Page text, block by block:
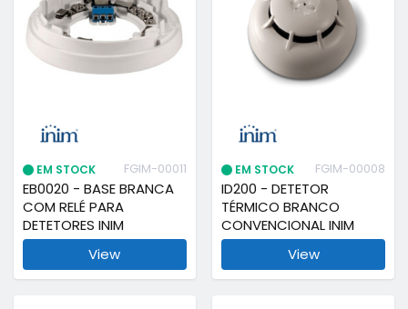
EM STOCK FGIM-00011
EB0020 - BASE BRANCA
COM RELÉ PARA
DETETORES INIM
View
EM STOCK FGIM-00008
ID200 - DETETOR
TÉRMICO BRANCO
CONVENCIONAL INIM
View